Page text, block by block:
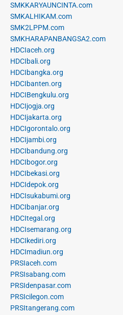
SMKKARYAUNCINTA.com
SMKALHIKAM.com
SMK2LPPM.com
SMKHARAPANBANGSA2.com
HDCIaceh.org
HDCIbali.org
HDCIbangka.org
HDCIbanten.org
HDCIBengkulu.org
HDCIjogja.org
HDCIjakarta.org
HDCIgorontalo.org
HDCIjambi.org
HDCIbandung.org
HDCIbogor.org
HDCIbekasi.org
HDCIdepok.org
HDCIsukabumi.org
HDCIbanjar.org
HDCItegal.org
HDCIsemarang.org
HDCIkediri.org
HDCImadiun.org
PRSIaceh.com
PRSIsabang.com
PRSIdenpasar.com
PRSIcilegon.com
PRSItangerang.com